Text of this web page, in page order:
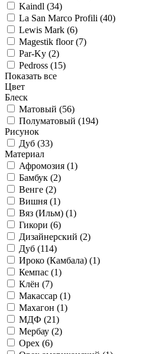
Kaindl (34)
La San Marco Profili (40)
Lewis Mark (6)
Magestik floor (7)
Par-Ky (2)
Pedross (15)
Показать все
Цвет
Блеск
Матовый (56)
Полуматовый (194)
Рисунок
Дуб (33)
Материал
Афромозия (1)
Бамбук (2)
Венге (2)
Вишня (1)
Вяз (Ильм) (1)
Гикори (6)
Дизайнерский (2)
Дуб (114)
Ироко (Камбала) (1)
Кемпас (1)
Клён (7)
Макассар (1)
Махагон (1)
МДФ (21)
Мербау (2)
Орех (6)